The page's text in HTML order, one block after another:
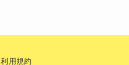
利用規約